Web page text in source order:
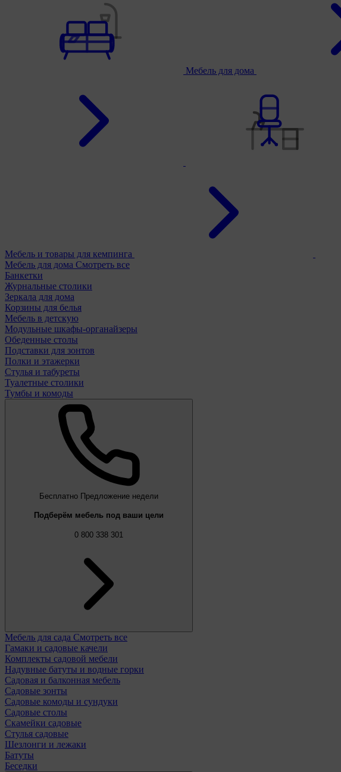
Мебель для дома
Мебель и товары для кемпинга
Мебель для дома Смотреть все
Банкетки
Журнальные столики
Зеркала для дома
Корзины для белья
Мебель в детскую
Модульные шкафы-органайзеры
Обеденные столы
Подставки для зонтов
Полки и этажерки
Стулья и табуреты
Туалетные столики
Тумбы и комоды
Бесплатно Предложение недели
Подберём мебель под ваши цели
0 800 338 301
Мебель для сада Смотреть все
Гамаки и садовые качели
Комплекты садовой мебели
Надувные батуты и водные горки
Садовая и балконная мебель
Садовые зонты
Садовые комоды и сундуки
Садовые столы
Скамейки садовые
Стулья садовые
Шезлонги и лежаки
Батуты
Беседки